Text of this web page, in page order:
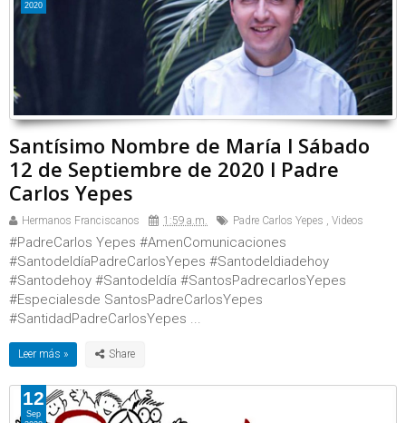
Santísimo Nombre de María l Sábado
12 de Septiembre de 2020 l Padre
Carlos Yepes
Hermanos Franciscanos 1:59 a.m. Padre Carlos Yepes , Videos
#PadreCarlos Yepes #AmenComunicaciones
#SantodeldíaPadreCarlosYepes #Santodeldiadehoy
#Santodehoy #Santodeldía #SantosPadrecarlosYepes
#Especialesde SantosPadreCarlosYepes
#SantidadPadreCarlosYepes ...
Leer más »
2020
12
Sep